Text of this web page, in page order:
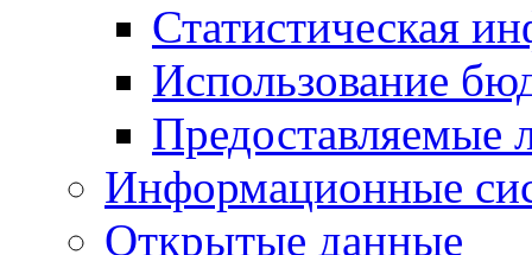
Статистическая
Использование
Предоставляемые
Информационные
Открытые данные